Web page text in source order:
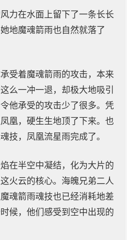
力在水面上留下了一条长长
地魔魂箭雨也自然就落了
受着魔魂箭雨的攻击，本来
么一冲一退，却极大地吸引
他承受的攻击少了很多。凭
凰，硬生生地顶了下来。也
技，凤凰流星雨完成了。
在半空中凝结，化为大片的
火云的核心。海魄兄弟二人
魂箭雨魂技也已经消耗地差
候，他们感受到空中出现的